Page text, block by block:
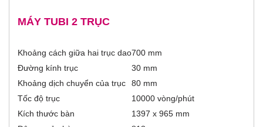
o
v
b
)
MÁY TUBI 2 TRỤC
Khoảng cách giữa hai trục dao700 mm
Đường kính trục
30 mm
Khoảng dịch chuyển của trục
80 mm
Tốc độ trục
10000 vòng/phút
Kích thước bàn
1397 x 965 mm